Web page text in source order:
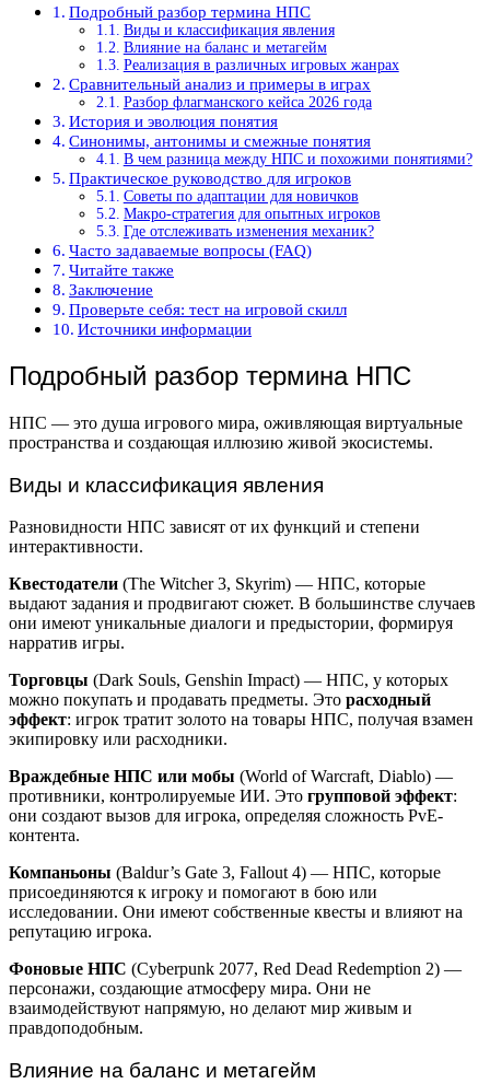
Подробный разбор термина НПС
Виды и классификация явления
Влияние на баланс и метагейм
Реализация в различных игровых жанрах
Сравнительный анализ и примеры в играх
Разбор флагманского кейса 2026 года
История и эволюция понятия
Синонимы, антонимы и смежные понятия
В чем разница между НПС и похожими понятиями?
Практическое руководство для игроков
Советы по адаптации для новичков
Макро-стратегия для опытных игроков
Где отслеживать изменения механик?
Часто задаваемые вопросы (FAQ)
Читайте также
Заключение
Проверьте себя: тест на игровой скилл
Источники информации
Подробный разбор термина НПС
НПС — это душа игрового мира, оживляющая виртуальные
пространства и создающая иллюзию живой экосистемы.
Виды и классификация явления
Разновидности НПС зависят от их функций и степени
интерактивности.
Квестодатели (The Witcher 3, Skyrim) — НПС, которые
выдают задания и продвигают сюжет. В большинстве случаев
они имеют уникальные диалоги и предыстории, формируя
нарратив игры.
Торговцы (Dark Souls, Genshin Impact) — НПС, у которых
можно покупать и продавать предметы. Это расходный
эффект: игрок тратит золото на товары НПС, получая взамен
экипировку или расходники.
Враждебные НПС или мобы (World of Warcraft, Diablo) —
противники, контролируемые ИИ. Это групповой эффект:
они создают вызов для игрока, определяя сложность PvE-
контента.
Компаньоны (Baldur’s Gate 3, Fallout 4) — НПС, которые
присоединяются к игроку и помогают в бою или
исследовании. Они имеют собственные квесты и влияют на
репутацию игрока.
Фоновые НПС (Cyberpunk 2077, Red Dead Redemption 2) —
персонажи, создающие атмосферу мира. Они не
взаимодействуют напрямую, но делают мир живым и
правдоподобным.
Влияние на баланс и метагейм